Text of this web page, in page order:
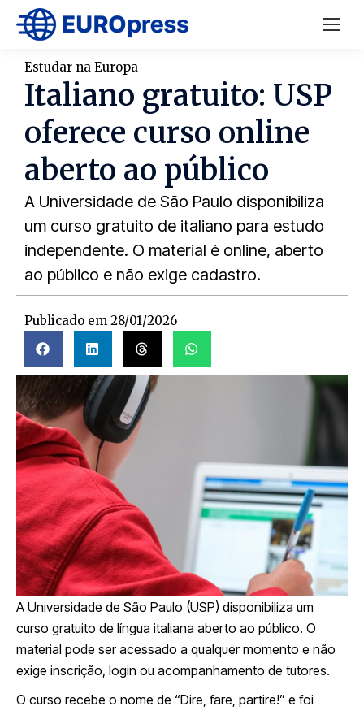
Estudar na Europa
Italiano gratuito: USP
oferece curso online
aberto ao público
A Universidade de São Paulo disponibiliza
um curso gratuito de italiano para estudo
independente. O material é online, aberto
ao público e não exige cadastro.
Publicado em 28/01/2026
A Universidade de São Paulo (USP) disponibiliza um
curso gratuito de língua italiana aberto ao público. O
material pode ser acessado a qualquer momento e não
exige inscrição, login ou acompanhamento de tutores.
O curso recebe o nome de “Dire, fare, partire!” e foi